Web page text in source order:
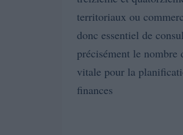
territoriaux ou
donc essentiel de
précisément le nombre
vitale pour la
finances